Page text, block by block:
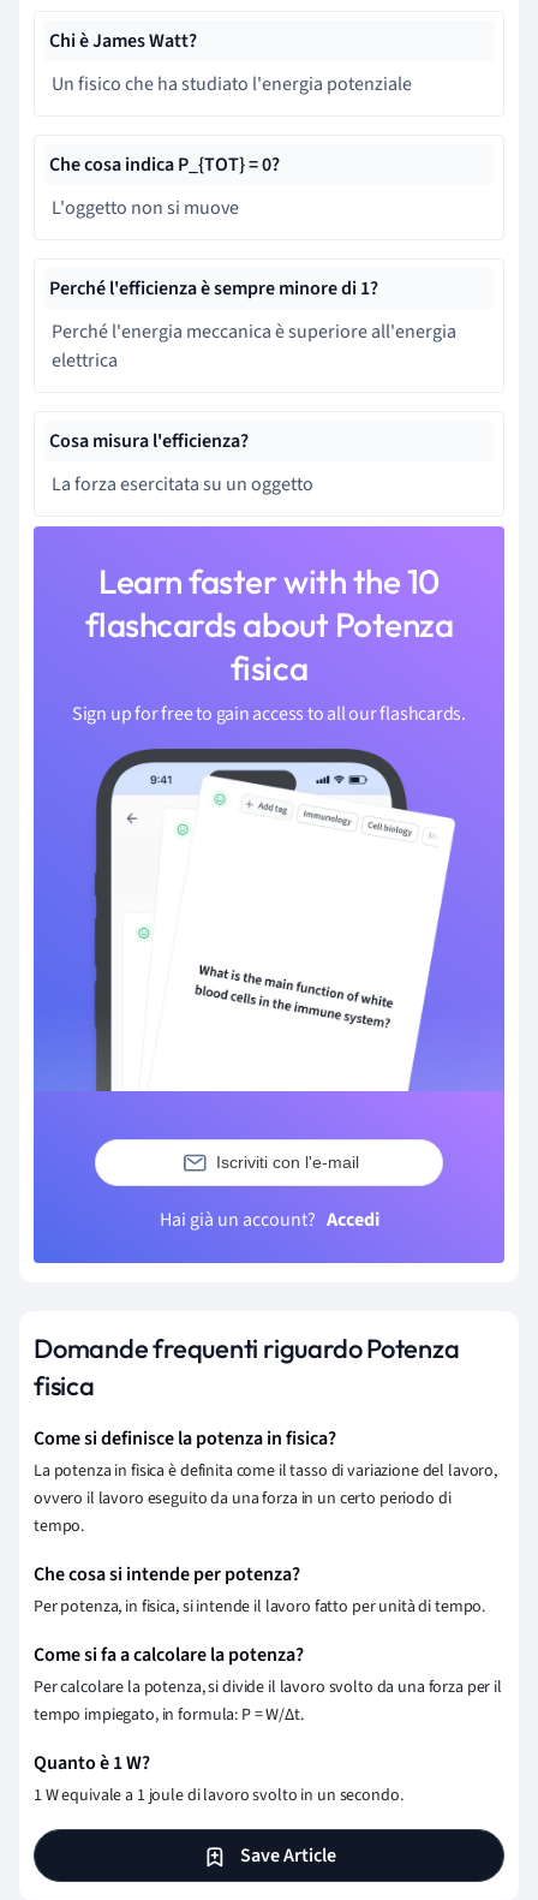
Chi è James Watt?
Un fisico che ha studiato l'energia potenziale
Che cosa indica P_{TOT} = 0?
L'oggetto non si muove
Perché l'efficienza è sempre minore di 1?
Perché l'energia meccanica è superiore all'energia
elettrica
Cosa misura l'efficienza?
La forza esercitata su un oggetto
Learn faster with the 10
flashcards about Potenza
fisica
Sign up for free to gain access to all our flashcards.
Iscriviti con l'e-mail
Hai già un account? Accedi
Domande frequenti riguardo Potenza
fisica
Come si definisce la potenza in fisica?
La potenza in fisica è definita come il tasso di variazione del lavoro,
ovvero il lavoro eseguito da una forza in un certo periodo di
tempo.
Che cosa si intende per potenza?
Per potenza, in fisica, si intende il lavoro fatto per unità di tempo.
Come si fa a calcolare la potenza?
Per calcolare la potenza, si divide il lavoro svolto da una forza per il
tempo impiegato, in formula: P = W/Δt.
Quanto è 1 W?
1 W equivale a 1 joule di lavoro svolto in un secondo.
Save Article